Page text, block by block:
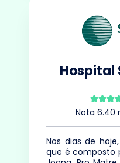
Hospital
Nota 6.40
Nos dias de
que é composto